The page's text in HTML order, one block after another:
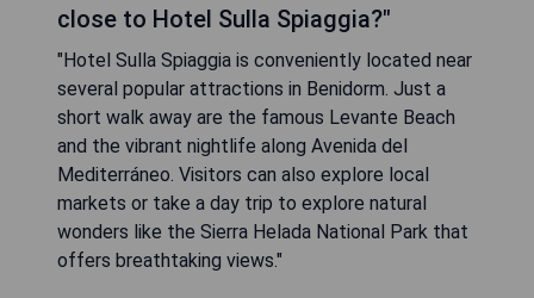
close to Hotel Sulla Spiaggia?"
"Hotel Sulla Spiaggia is conveniently located near
several popular attractions in Benidorm. Just a
short walk away are the famous Levante Beach
and the vibrant nightlife along Avenida del
Mediterráneo. Visitors can also explore local
markets or take a day trip to explore natural
wonders like the Sierra Helada National Park that
offers breathtaking views."